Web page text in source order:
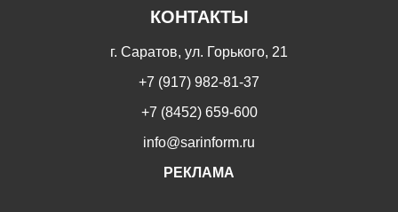
КОНТАКТЫ
г. Саратов, ул. Горького, 21
+7 (917) 982-81-37
+7 (8452) 659-600
info@sarinform.ru
РЕКЛАМА